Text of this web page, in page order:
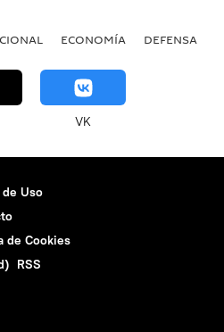
ECONOMÍA DEFENSA
VK
Uso
de Cookies
RSS